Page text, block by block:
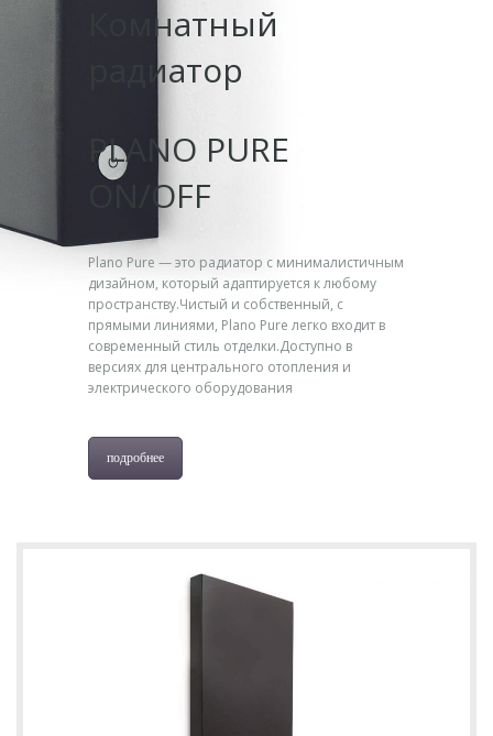
Комнатный
радиатор
PLANO PURE
ON/OFF
Plano Pure — это радиатор с минималистичным
дизайном, который адаптируется к любому
пространству.Чистый и собственный, с
прямыми линиями, Plano Pure легко входит в
современный стиль отделки.Доступно в
версиях для центрального отопления и
электрического оборудования
подробнее